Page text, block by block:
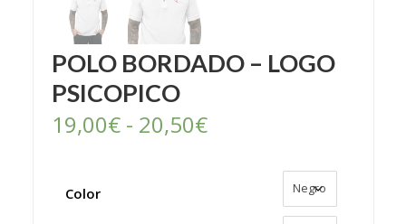
POLO BORDADO – LOGO
PSICOPICO
19,00€ - 20,50€Rango
Color